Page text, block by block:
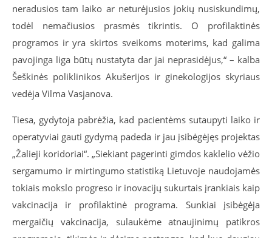
neradusios tam laiko ar neturėjusios jokių nusiskundimų,
todėl nemačiusios prasmės tikrintis. O profilaktinės
programos ir yra skirtos sveikoms moterims, kad galima
pavojinga liga būtų nustatyta dar jai neprasidėjus,“ – kalba
Šeškinės poliklinikos Akušerijos ir ginekologijos skyriaus
vedėja Vilma Vasjanova.
Tiesa, gydytoja pabrėžia, kad pacientėms sutaupyti laiko ir
operatyviai gauti gydymą padeda ir jau įsibėgėjęs projektas
„Žalieji koridoriai“. „Siekiant pagerinti gimdos kaklelio vėžio
sergamumo ir mirtingumo statistiką Lietuvoje naudojamės
tokiais mokslo progreso ir inovacijų sukurtais įrankiais kaip
vakcinacija ir profilaktinė programa. Sunkiai įsibėgėja
mergaičių vakcinacija, sulaukėme atnaujinimų patikros